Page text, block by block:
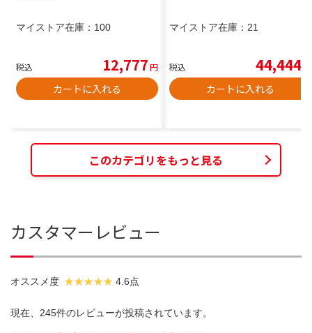
マイストア在庫： 100
税込 12,777円
カートに入れる
マイストア在庫： 21
税込 44,444
カートに入れる
このカテゴリをもっと見る
カスタマーレビュー
オススメ度 4.6点
現在、245件のレビューが投稿されています。